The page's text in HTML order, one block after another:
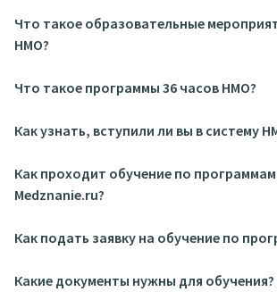
Что такое образовательные
НМО?
Что такое программы 36 часов НМО?
Как узнать, вступили ли вы в систему
Как проходит обучение по программам
Medznanie.ru?
Как подать заявку на обучение по
Какие документы нужны для обучения?